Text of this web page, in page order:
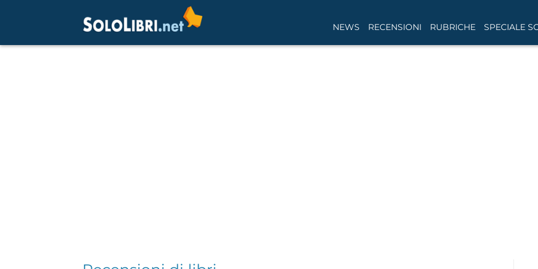
NEWS RECENSIONI RUBRICHE SPECIALE